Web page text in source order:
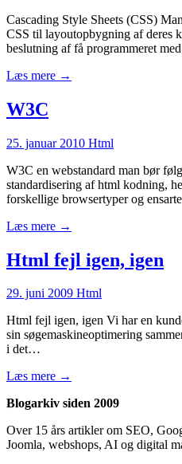
Cascading Style Sheets (CSS)
CSS til layoutopbygning af deres
beslutning af få programmeret
Læs mere →
W3C
25. januar 2010 Html
W3C en webstandard man bør
standardisering af html kodning,
forskellige browsertyper og
Læs mere →
Html fejl igen, igen
29. juni 2009 Html
Html fejl igen, igen Vi har en
sin søgemaskineoptimering
i det…
Læs mere →
Blogarkiv siden 2009
Over 15 års artikler om SEO,
Joomla, webshops, AI og digital